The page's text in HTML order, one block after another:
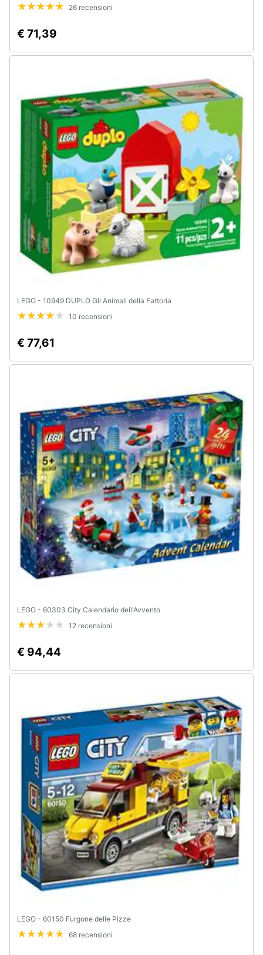
Abbigliamento
Animali
Motori
Libri,
cd
Festività
e
ricorrenze
Promozioni
Assistenza
26 recensioni
€ 71,39
LEGO - 10949 DUPLO Gli Animali della Fattoria
10 recensioni
€ 77,61
LEGO - 60303 City Calendario dell'Avvento
12 recensioni
€ 94,44
LEGO - 60150 Furgone delle Pizze
68 recensioni